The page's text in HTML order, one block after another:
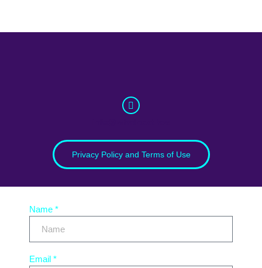
Privacy Policy and Terms of Use
Name *
Email *